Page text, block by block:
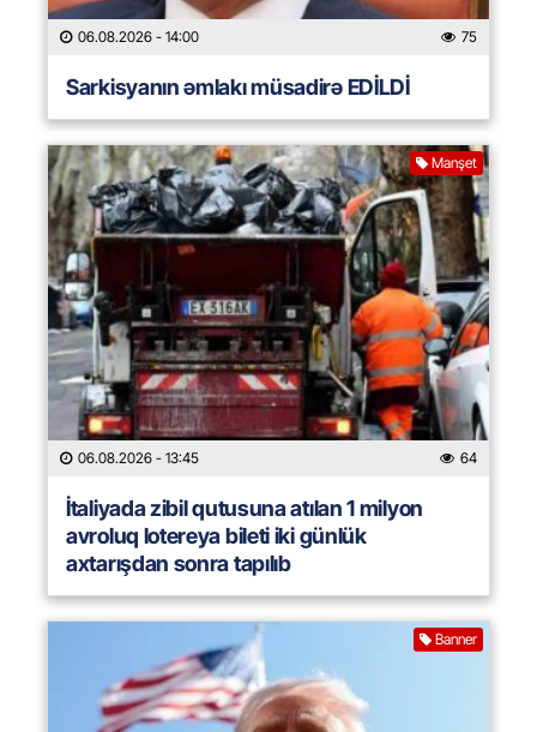
06.08.2026 - 14:00 75
Sarkisyanın əmlakı müsadirə EDİLDİ
Manşet
06.08.2026 - 13:45 64
İtaliyada zibil qutusuna atılan 1 milyon
avroluq lotereya bileti iki günlük
axtarışdan sonra tapılıb
Banner